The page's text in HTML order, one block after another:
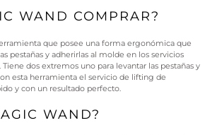
WAND COMPRAR?
que posee una forma ergonómica que
pestañas y adherirlas al molde en los servicios
. Tiene dos extremos uno para levantar las pestañas y
esta herramienta el servicio de lifting de
y con un resultado perfecto.
WAND?